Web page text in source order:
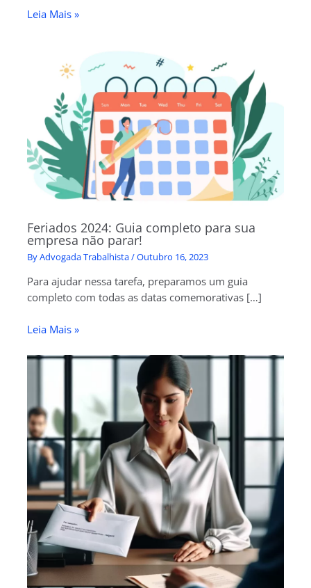
Leia Mais »
Feriados 2024: Guia completo para sua
empresa não parar!
ByAdvogada Trabalhista/Outubro 16, 2023
Para ajudar nessa tarefa, preparamos um guia
completo com todas as datas comemorativas […]
Leia Mais »